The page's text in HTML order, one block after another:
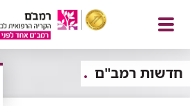
פתח
חדשות רמב"ם